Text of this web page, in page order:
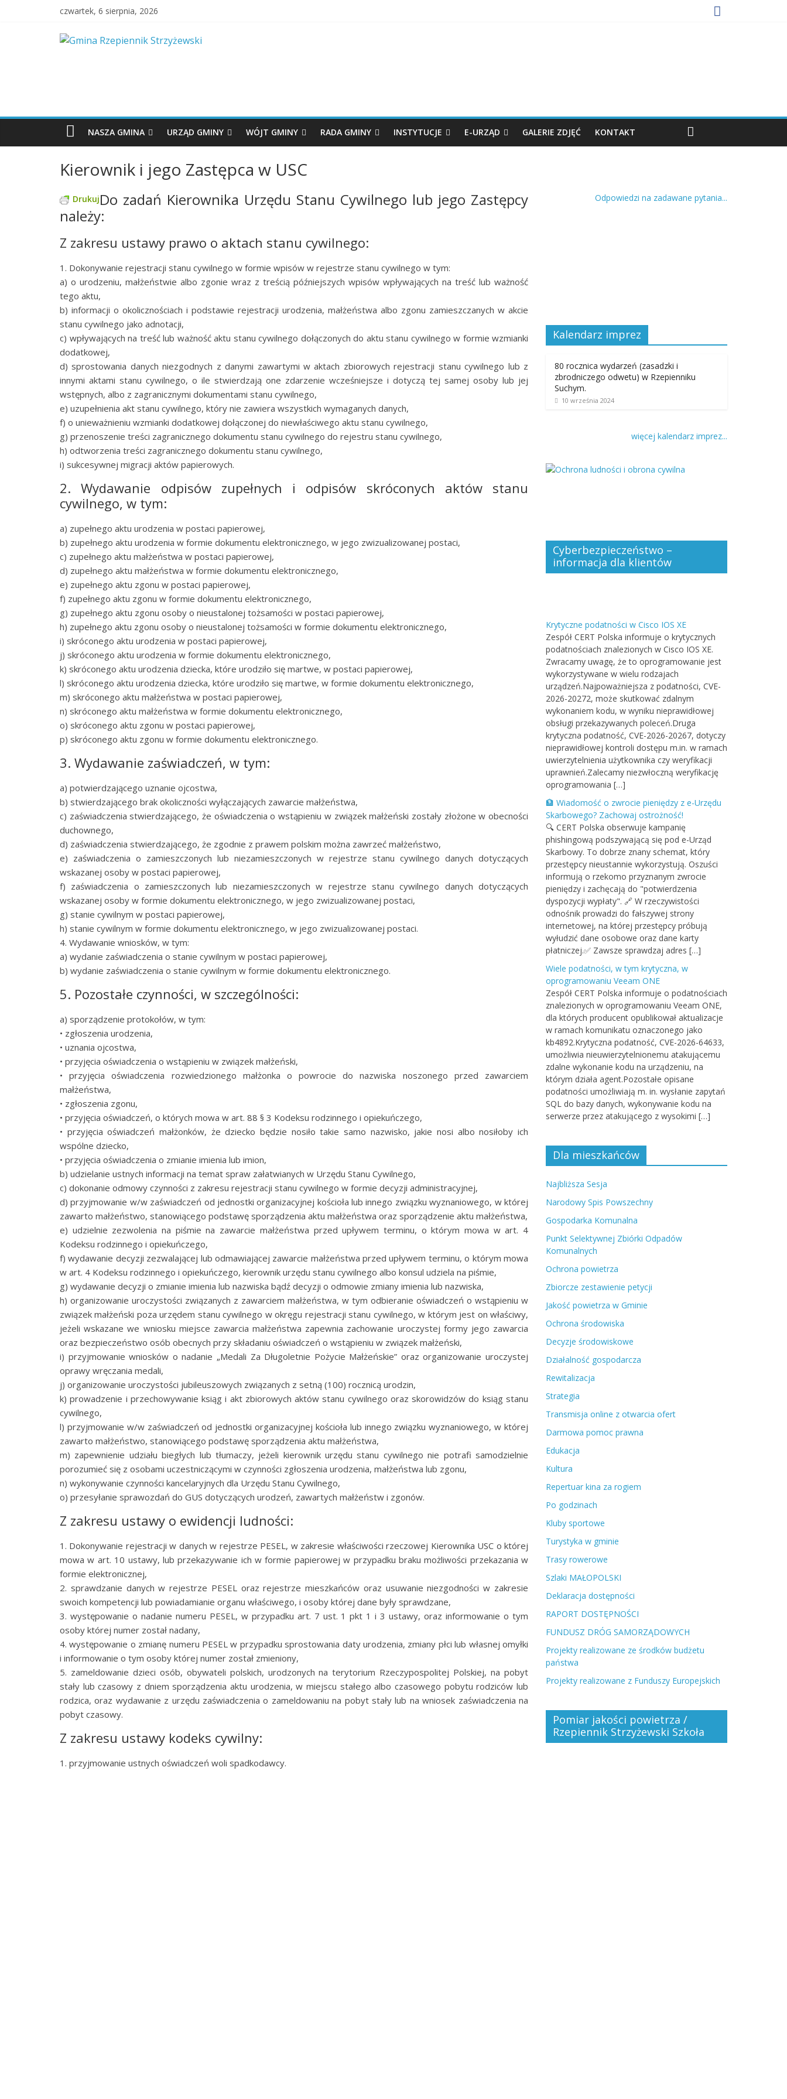
czwartek, 6 sierpnia, 2026
NASZA GMINA URZĄD GMINY WÓJT GMINY RADA GMINY INSTYTUCJE E-URZĄD GALERIE ZDJĘĆ KONTAKT
Kierownik i jego Zastępca w USC
DrukujDo zadań Kierownika Urzędu Stanu Cywilnego lub jego Zastępcy
należy:
Z zakresu ustawy prawo o aktach stanu cywilnego:
1. Dokonywanie rejestracji stanu cywilnego w formie wpisów w rejestrze stanu cywilnego w tym:
a) o urodzeniu, małżeństwie albo zgonie wraz z treścią późniejszych wpisów wpływających na treść lub ważność
tego aktu,
b) informacji o okolicznościach i podstawie rejestracji urodzenia, małżeństwa albo zgonu zamieszczanych w akcie
stanu cywilnego jako adnotacji,
c) wpływających na treść lub ważność aktu stanu cywilnego dołączonych do aktu stanu cywilnego w formie wzmianki
dodatkowej,
d) sprostowania danych niezgodnych z danymi zawartymi w aktach zbiorowych rejestracji stanu cywilnego lub z
innymi aktami stanu cywilnego, o ile stwierdzają one zdarzenie wcześniejsze i dotyczą tej samej osoby lub jej
wstępnych, albo z zagranicznymi dokumentami stanu cywilnego,
e) uzupełnienia akt stanu cywilnego, który nie zawiera wszystkich wymaganych danych,
f) o unieważnieniu wzmianki dodatkowej dołączonej do niewłaściwego aktu stanu cywilnego,
g) przenoszenie treści zagranicznego dokumentu stanu cywilnego do rejestru stanu cywilnego,
h) odtworzenia treści zagranicznego dokumentu stanu cywilnego,
i) sukcesywnej migracji aktów papierowych.
2. Wydawanie odpisów zupełnych i odpisów skróconych aktów stanu
cywilnego, w tym:
a) zupełnego aktu urodzenia w postaci papierowej,
b) zupełnego aktu urodzenia w formie dokumentu elektronicznego, w jego zwizualizowanej postaci,
c) zupełnego aktu małżeństwa w postaci papierowej,
d) zupełnego aktu małżeństwa w formie dokumentu elektronicznego,
e) zupełnego aktu zgonu w postaci papierowej,
f) zupełnego aktu zgonu w formie dokumentu elektronicznego,
g) zupełnego aktu zgonu osoby o nieustalonej tożsamości w postaci papierowej,
h) zupełnego aktu zgonu osoby o nieustalonej tożsamości w formie dokumentu elektronicznego,
i) skróconego aktu urodzenia w postaci papierowej,
j) skróconego aktu urodzenia w formie dokumentu elektronicznego,
k) skróconego aktu urodzenia dziecka, które urodziło się martwe, w postaci papierowej,
l) skróconego aktu urodzenia dziecka, które urodziło się martwe, w formie dokumentu elektronicznego,
m) skróconego aktu małżeństwa w postaci papierowej,
n) skróconego aktu małżeństwa w formie dokumentu elektronicznego,
o) skróconego aktu zgonu w postaci papierowej,
p) skróconego aktu zgonu w formie dokumentu elektronicznego.
3. Wydawanie zaświadczeń, w tym:
a) potwierdzającego uznanie ojcostwa,
b) stwierdzającego brak okoliczności wyłączających zawarcie małżeństwa,
c) zaświadczenia stwierdzającego, że oświadczenia o wstąpieniu w związek małżeński zostały złożone w obecności
duchownego,
d) zaświadczenia stwierdzającego, że zgodnie z prawem polskim można zawrzeć małżeństwo,
e) zaświadczenia o zamieszczonych lub niezamieszczonych w rejestrze stanu cywilnego danych dotyczących
wskazanej osoby w postaci papierowej,
f) zaświadczenia o zamieszczonych lub niezamieszczonych w rejestrze stanu cywilnego danych dotyczących
wskazanej osoby w formie dokumentu elektronicznego, w jego zwizualizowanej postaci,
g) stanie cywilnym w postaci papierowej,
h) stanie cywilnym w formie dokumentu elektronicznego, w jego zwizualizowanej postaci.
4. Wydawanie wniosków, w tym:
a) wydanie zaświadczenia o stanie cywilnym w postaci papierowej,
b) wydanie zaświadczenia o stanie cywilnym w formie dokumentu elektronicznego.
5. Pozostałe czynności, w szczególności:
a) sporządzenie protokołów, w tym:
• zgłoszenia urodzenia,
• uznania ojcostwa,
• przyjęcia oświadczenia o wstąpieniu w związek małżeński,
• przyjęcia oświadczenia rozwiedzionego małżonka o powrocie do nazwiska noszonego przed zawarciem
małżeństwa,
• zgłoszenia zgonu,
• przyjęcia oświadczeń, o których mowa w art. 88 § 3 Kodeksu rodzinnego i opiekuńczego,
• przyjęcia oświadczeń małżonków, że dziecko będzie nosiło takie samo nazwisko, jakie nosi albo nosiłoby ich
wspólne dziecko,
• przyjęcia oświadczenia o zmianie imienia lub imion,
b) udzielanie ustnych informacji na temat spraw załatwianych w Urzędu Stanu Cywilnego,
c) dokonanie odmowy czynności z zakresu rejestracji stanu cywilnego w formie decyzji administracyjnej,
d) przyjmowanie w/w zaświadczeń od jednostki organizacyjnej kościoła lub innego związku wyznaniowego, w której
zawarto małżeństwo, stanowiącego podstawę sporządzenia aktu małżeństwa oraz sporządzenie aktu małżeństwa,
e) udzielnie zezwolenia na piśmie na zawarcie małżeństwa przed upływem terminu, o którym mowa w art. 4
Kodeksu rodzinnego i opiekuńczego,
f) wydawanie decyzji zezwalającej lub odmawiającej zawarcie małżeństwa przed upływem terminu, o którym mowa
w art. 4 Kodeksu rodzinnego i opiekuńczego, kierownik urzędu stanu cywilnego albo konsul udziela na piśmie,
g) wydawanie decyzji o zmianie imienia lub nazwiska bądź decyzji o odmowie zmiany imienia lub nazwiska,
h) organizowanie uroczystości związanych z zawarciem małżeństwa, w tym odbieranie oświadczeń o wstąpieniu w
związek małżeński poza urzędem stanu cywilnego w okręgu rejestracji stanu cywilnego, w którym jest on właściwy,
jeżeli wskazane we wniosku miejsce zawarcia małżeństwa zapewnia zachowanie uroczystej formy jego zawarcia
oraz bezpieczeństwo osób obecnych przy składaniu oświadczeń o wstąpieniu w związek małżeński,
i) przyjmowanie wniosków o nadanie „Medali Za Długoletnie Pożycie Małżeńskie” oraz organizowanie uroczystej
oprawy wręczania medali,
j) organizowanie uroczystości jubileuszowych związanych z setną (100) rocznicą urodzin,
k) prowadzenie i przechowywanie ksiąg i akt zbiorowych aktów stanu cywilnego oraz skorowidzów do ksiąg stanu
cywilnego,
l) przyjmowanie w/w zaświadczeń od jednostki organizacyjnej kościoła lub innego związku wyznaniowego, w której
zawarto małżeństwo, stanowiącego podstawę sporządzenia aktu małżeństwa,
m) zapewnienie udziału biegłych lub tłumaczy, jeżeli kierownik urzędu stanu cywilnego nie potrafi samodzielnie
porozumieć się z osobami uczestniczącymi w czynności zgłoszenia urodzenia, małżeństwa lub zgonu,
n) wykonywanie czynności kancelaryjnych dla Urzędu Stanu Cywilnego,
o) przesyłanie sprawozdań do GUS dotyczących urodzeń, zawartych małżeństw i zgonów.
Z zakresu ustawy o ewidencji ludności:
1. Dokonywanie rejestracji w danych w rejestrze PESEL, w zakresie właściwości rzeczowej Kierownika USC o której
mowa w art. 10 ustawy, lub przekazywanie ich w formie papierowej w przypadku braku możliwości przekazania w
formie elektronicznej,
2. sprawdzanie danych w rejestrze PESEL oraz rejestrze mieszkańców oraz usuwanie niezgodności w zakresie
swoich kompetencji lub powiadamianie organu właściwego, i osoby której dane były sprawdzane,
3. występowanie o nadanie numeru PESEL, w przypadku art. 7 ust. 1 pkt 1 i 3 ustawy, oraz informowanie o tym
osoby której numer został nadany,
4. występowanie o zmianę numeru PESEL w przypadku sprostowania daty urodzenia, zmiany płci lub własnej omyłki
i informowanie o tym osoby której numer został zmieniony,
5. zameldowanie dzieci osób, obywateli polskich, urodzonych na terytorium Rzeczypospolitej Polskiej, na pobyt
stały lub czasowy z dniem sporządzenia aktu urodzenia, w miejscu stałego albo czasowego pobytu rodziców lub
rodzica, oraz wydawanie z urzędu zaświadczenia o zameldowaniu na pobyt stały lub na wniosek zaświadczenia na
pobyt czasowy.
Z zakresu ustawy kodeks cywilny:
1. przyjmowanie ustnych oświadczeń woli spadkodawcy.
Odpowiedzi na zadawane pytania...
Kalendarz imprez
80 rocznica wydarzeń (zasadzki i
zbrodniczego odwetu) w Rzepienniku
Suchym.
10 września 2024
więcej kalendarz imprez...
Cyberbezpieczeństwo –
informacja dla klientów
Krytyczne podatności w Cisco IOS XE
Zespół CERT Polska informuje o krytycznych
podatnościach znalezionych w Cisco IOS XE.
Zwracamy uwagę, że to oprogramowanie jest
wykorzystywane w wielu rodzajach
urządzeń.Najpoważniejsza z podatności, CVE-
2026-20272, może skutkować zdalnym
wykonaniem kodu, w wyniku nieprawidłowej
obsługi przekazywanych poleceń.Druga
krytyczna podatność, CVE-2026-20267, dotyczy
nieprawidłowej kontroli dostępu m.in. w ramach
uwierzytelnienia użytkownika czy weryfikacji
uprawnień.Zalecamy niezwłoczną weryfikację
oprogramowania […]
🏦 Wiadomość o zwrocie pieniędzy z e-Urzędu
Skarbowego? Zachowaj ostrożność!
🔍 CERT Polska obserwuje kampanię
phishingową podszywającą się pod e-Urząd
Skarbowy. To dobrze znany schemat, który
przestępcy nieustannie wykorzystują. Oszuści
informują o rzekomo przyznanym zwrocie
pieniędzy i zachęcają do "potwierdzenia
dyspozycji wypłaty". 🔗 W rzeczywistości
odnośnik prowadzi do fałszywej strony
internetowej, na której przestępcy próbują
wyłudzić dane osobowe oraz dane karty
płatniczej.✅ Zawsze sprawdzaj adres […]
Wiele podatności, w tym krytyczna, w
oprogramowaniu Veeam ONE
Zespół CERT Polska informuje o podatnościach
znalezionych w oprogramowaniu Veeam ONE,
dla których producent opublikował aktualizacje
w ramach komunikatu oznaczonego jako
kb4892.Krytyczna podatność, CVE-2026-64633,
umożliwia nieuwierzytelnionemu atakującemu
zdalne wykonanie kodu na urządzeniu, na
którym działa agent.Pozostałe opisane
podatności umożliwiają m. in. wysłanie zapytań
SQL do bazy danych, wykonywanie kodu na
serwerze przez atakującego z wysokimi […]
Dla mieszkańców
Najbliższa Sesja
Narodowy Spis Powszechny
Gospodarka Komunalna
Punkt Selektywnej Zbiórki Odpadów
Komunalnych
Ochrona powietrza
Zbiorcze zestawienie petycji
Jakość powietrza w Gminie
Ochrona środowiska
Decyzje środowiskowe
Działalność gospodarcza
Rewitalizacja
Strategia
Transmisja online z otwarcia ofert
Darmowa pomoc prawna
Edukacja
Kultura
Repertuar kina za rogiem
Po godzinach
Kluby sportowe
Turystyka w gminie
Trasy rowerowe
Szlaki MAŁOPOLSKI
Deklaracja dostępności
RAPORT DOSTĘPNOŚCI
FUNDUSZ DRÓG SAMORZĄDOWYCH
Projekty realizowane ze środków budżetu
państwa
Projekty realizowane z Funduszy Europejskich
Pomiar jakości powietrza /
Rzepiennik Strzyżewski Szkoła